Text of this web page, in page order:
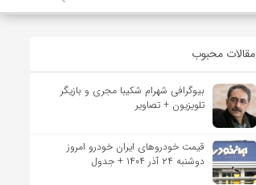
مقالات محبوب
بیوگرافی شهرام شکیبا مجری و بازیگر
تلویزیون + تصاویر
قیمت خودرو‌های ایران خودرو امروز
دوشنبه ۲۴ آذر ۱۴۰۴ + جدول